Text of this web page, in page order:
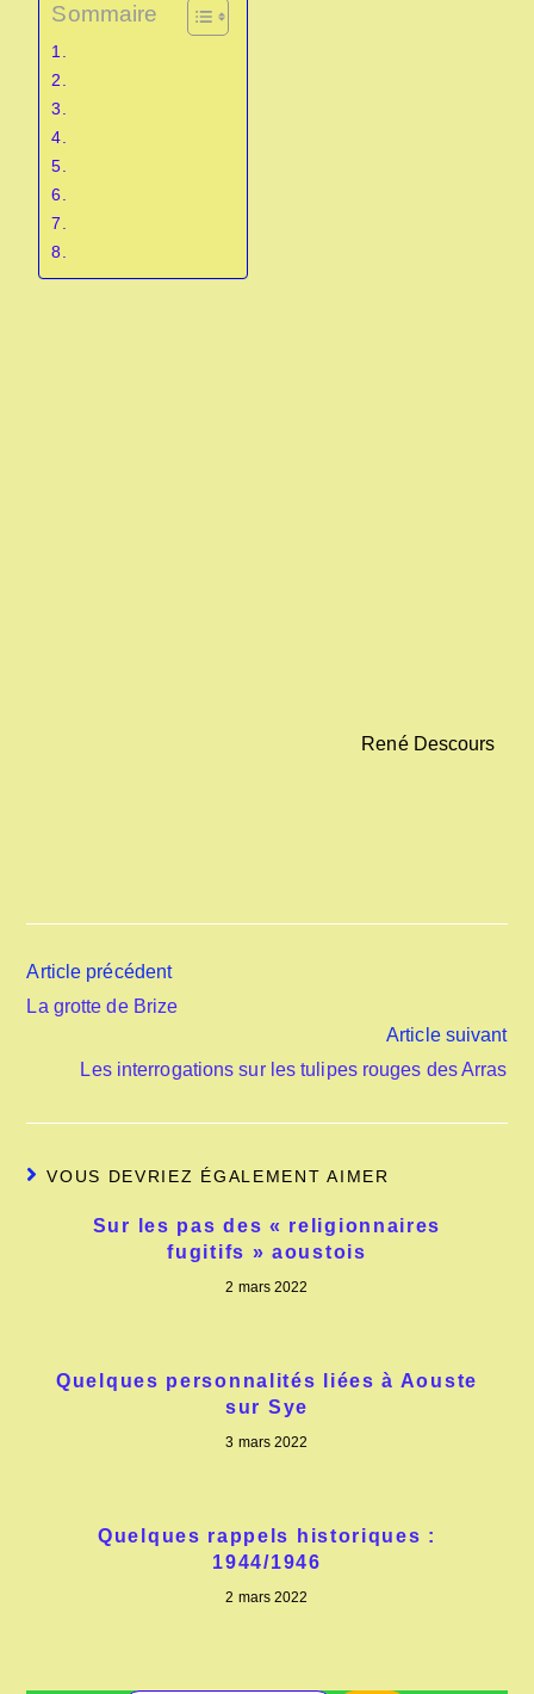
Sommaire
René Descours
Article précédent
La grotte de Brize
Article suivant
Les interrogations sur les tulipes rouges des Arras
VOUS DEVRIEZ ÉGALEMENT AIMER
Sur les pas des « religionnaires
fugitifs » aoustois
2 mars 2022
Quelques personnalités liées à Aouste
sur Sye
3 mars 2022
Quelques rappels historiques :
1944/1946
2 mars 2022